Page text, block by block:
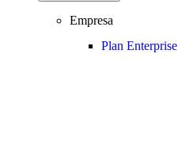
Empresa
Plan Enterprise